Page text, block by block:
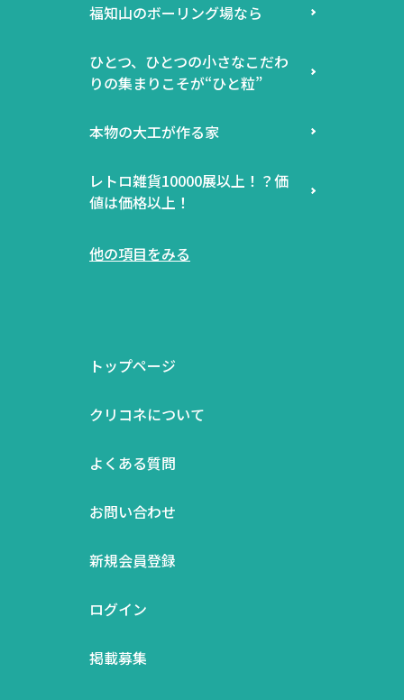
福知山のボーリング場なら
ひとつ、ひとつの小さなこだわ
りの集まりこそが“ひと粒”
本物の大工が作る家
レトロ雑貨10000展以上！？価
値は価格以上！
他の項目をみる
トップページ
クリコネについて
よくある質問
お問い合わせ
新規会員登録
ログイン
掲載募集